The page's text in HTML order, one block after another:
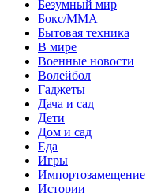
Безумный мир
Бокс/MMA
Бытовая техника
В мире
Военные новости
Волейбол
Гаджеты
Дача и сад
Дети
Дом и сад
Еда
Игры
Импортозамещение
Истории